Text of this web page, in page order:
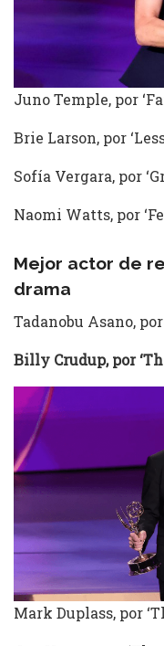
Juno Temple, por
Brie Larson, por
Sofía Vergara, por
Naomi Watts, por
Mejor actor de
drama
Tadanobu Asano, por
Billy Crudup, por
Mark Duplass, por